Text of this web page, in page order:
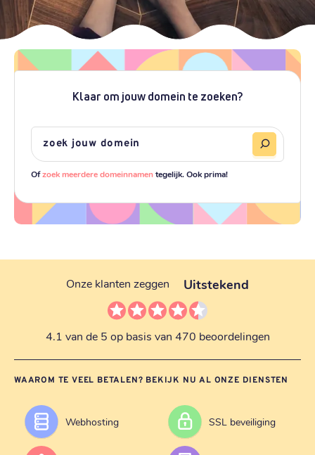
Klaar om jouw domein te zoeken?
Ofzoek meerdere domeinnamentegelijk. Ook prima!
Onze klanten zeggen Uitstekend
4.1 van de 5 op basis van 470 beoordelingen
WAAROM TE VEEL BETALEN? BEKIJK NU AL ONZE DIENSTEN
Webhosting SSL beveiliging